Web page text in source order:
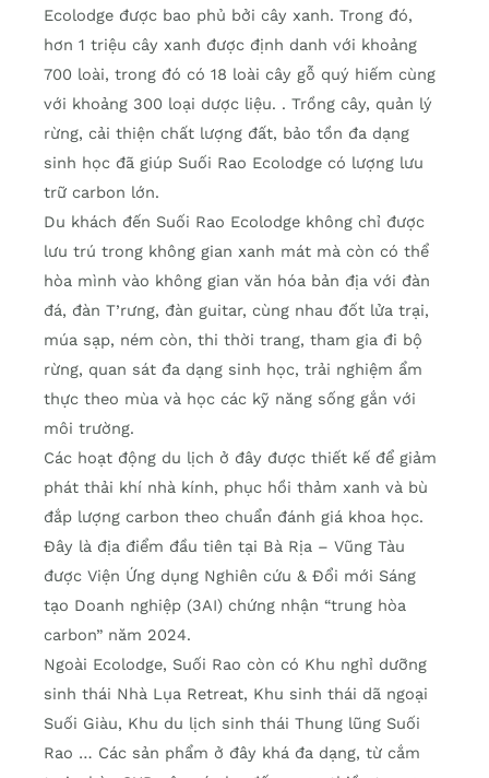
Ecolodge được bao phủ bởi cây xanh. Trong đó,
hơn 1 triệu cây xanh được định danh với khoảng
700 loài, trong đó có 18 loài cây gỗ quý hiếm cùng
với khoảng 300 loại dược liệu. . Trồng cây, quản lý
rừng, cải thiện chất lượng đất, bảo tồn đa dạng
sinh học đã giúp Suối Rao Ecolodge có lượng lưu
trữ carbon lớn.
Du khách đến Suối Rao Ecolodge không chỉ được
lưu trú trong không gian xanh mát mà còn có thể
hòa mình vào không gian văn hóa bản địa với đàn
đá, đàn T’rưng, đàn guitar, cùng nhau đốt lửa trại,
múa sạp, ném còn, thi thời trang, tham gia đi bộ
rừng, quan sát đa dạng sinh học, trải nghiệm ẩm
thực theo mùa và học các kỹ năng sống gắn với
môi trường.
Các hoạt động du lịch ở đây được thiết kế để giảm
phát thải khí nhà kính, phục hồi thảm xanh và bù
đắp lượng carbon theo chuẩn đánh giá khoa học.
Đây là địa điểm đầu tiên tại Bà Rịa – Vũng Tàu
được Viện Ứng dụng Nghiên cứu & Đổi mới Sáng
tạo Doanh nghiệp (3AI) chứng nhận “trung hòa
carbon” năm 2024.
Ngoài Ecolodge, Suối Rao còn có Khu nghỉ dưỡng
sinh thái Nhà Lụa Retreat, Khu sinh thái dã ngoại
Suối Giàu, Khu du lịch sinh thái Thung lũng Suối
Rao … Các sản phẩm ở đây khá đa dạng, từ cắm